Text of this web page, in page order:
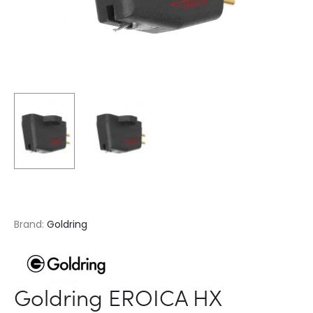
Brand: Goldring
Goldring EROICA HX